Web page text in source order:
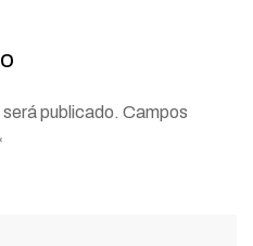
publicado. Campos